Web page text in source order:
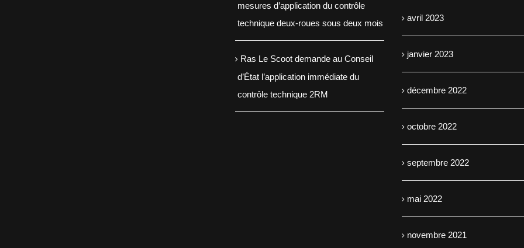
mesures d’application du contrôle
technique deux-roues sous deux mois
Ras Le Scoot demande au Conseil
d’État l’application immédiate du
contrôle technique 2RM
avril 2023
janvier 2023
décembre 2022
octobre 2022
septembre 2022
mai 2022
novembre 2021